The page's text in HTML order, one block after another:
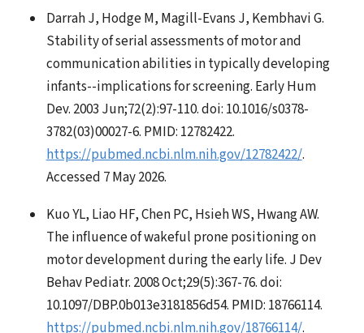
Darrah J, Hodge M, Magill-Evans J, Kembhavi G.
Stability of serial assessments of motor and
communication abilities in typically developing
infants--implications for screening. Early Hum
Dev. 2003 Jun;72(2):97-110. doi: 10.1016/s0378-
3782(03)00027-6. PMID: 12782422.
https://pubmed.ncbi.nlm.nih.gov/12782422/.
Accessed 7 May 2026.
Kuo YL, Liao HF, Chen PC, Hsieh WS, Hwang AW.
The influence of wakeful prone positioning on
motor development during the early life. J Dev
Behav Pediatr. 2008 Oct;29(5):367-76. doi:
10.1097/DBP.0b013e3181856d54. PMID: 18766114.
https://pubmed.ncbi.nlm.nih.gov/18766114/.